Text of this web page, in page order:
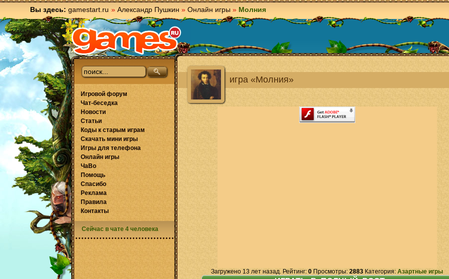
Вы здесь: gamestart.ru » Александр Пушкин » Онлайн игры » Молния
игра «Молния»
Загружено 13 лет назад. Рейтинг: 0 Просмотры: 2883 Категория: Азартные игры
Игровой форум
Чат-беседка
Новости
Статьи
Коды к старым играм
Скачать мини игры
Игры для телефона
Онлайн игры
ЧаВо
Помощь
Спасибо
Реклама
Правила
Контакты
Сейчас в чате 4 человека